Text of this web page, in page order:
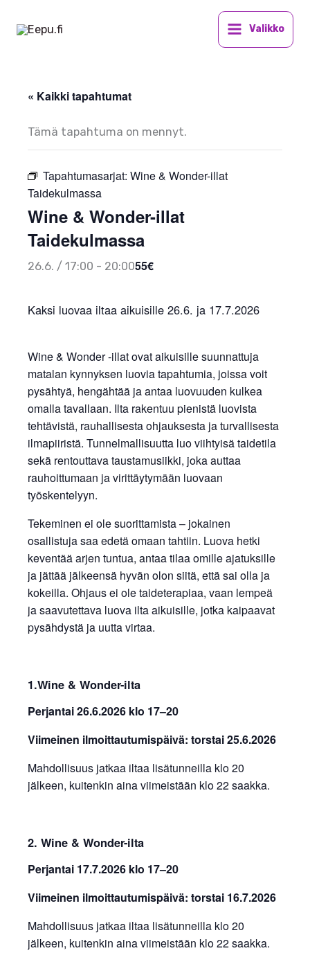
sisältöön
Valikko
« Kaikki tapahtumat
Tämä tapahtuma on mennyt.
Tapahtumasarjat: Wine & Wonder-illat
Taidekulmassa
Wine & Wonder-illat
Taidekulmassa
26.6. / 17:00 - 20:0055€
Kaksi luovaa iltaa aikuisille 26.6. ja 17.7.2026
Wine & Wonder -illat ovat aikuisille suunnattuja
matalan kynnyksen luovia tapahtumia, joissa voit
pysähtyä, hengähtää ja antaa luovuuden kulkea
omalla tavallaan. Ilta rakentuu pienistä luovista
tehtävistä, rauhallisesta ohjauksesta ja turvallisesta
ilmapiiristä. Tunnelmallisuutta luo viihtyisä taidetila
sekä rentouttava taustamusiikki, joka auttaa
rauhoittumaan ja virittäytymään luovaan
työskentelyyn.
Tekeminen ei ole suorittamista – jokainen
osallistuja saa edetä omaan tahtiin. Luova hetki
keventää arjen tuntua, antaa tilaa omille ajatuksille
ja jättää jälkeensä hyvän olon siitä, että sai olla ja
kokeilla. Ohjaus ei ole taideterapiaa, vaan lempeä
ja saavutettava luova ilta aikuisille, jotka kaipaavat
pysähdystä ja uutta virtaa.
1.Wine & Wonder-ilta
Perjantai 26.6.2026 klo 17–20
Viimeinen ilmoittautumispäivä: torstai 25.6.2026
Mahdollisuus jatkaa iltaa lisätunneilla klo 20
jälkeen, kuitenkin aina viimeistään klo 22 saakka.
2. Wine & Wonder-ilta
Perjantai 17.7.2026 klo 17–20
Viimeinen ilmoittautumispäivä: torstai 16.7.2026
Mahdollisuus jatkaa iltaa lisätunneilla klo 20
jälkeen, kuitenkin aina viimeistään klo 22 saakka.